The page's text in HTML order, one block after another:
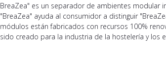
BreaZea" es un separador de ambientes modular
"BreaZea" ayuda al consumidor a distinguir
módulos están fabricados con recursos 100%
sido creado para la industria de la hostelería y los